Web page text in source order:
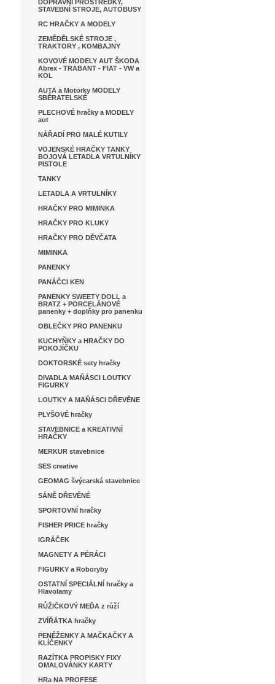
DOPRAVNÍ PROSTŘEDKY,
STAVEBNÍ STROJE, AUTOBUSY
RC HRAČKY A MODELY
ZEMĚDĚLSKÉ STROJE ,
TRAKTORY , KOMBAJNY
KOVOVÉ MODELY AUT ŠKODA
Abrex - TRABANT - FIAT - VW a
KOL
AUTA a Motorky MODELY
SBĚRATELSKÉ
PLECHOVÉ hračky a MODELY
aut
NÁŘADÍ PRO MALÉ KUTILY
VOJENSKÉ HRAČKY TANKY
BOJOVÁ LETADLA VRTULNÍKY
PISTOLE
TANKY
LETADLA A VRTULNÍKY
HRAČKY PRO MIMINKA
HRAČKY PRO KLUKY
HRAČKY PRO DĚVČATA
MIMINKA
PANENKY
PANÁČCI KEN
PANENKY SWEETY DOLL a
BRATZ + PORCELÁNOVÉ
panenky + doplňky pro panenku
OBLEČKY PRO PANENKU
KUCHYŇKY a HRAČKY DO
POKOJÍČKU
DOKTORSKÉ sety hračky
DIVADLA MAŇÁSCI LOUTKY
FIGURKY
LOUTKY A MAŇÁSCI DŘEVĚNE
PLYŠOVÉ hračky
STAVEBNICE a KREATIVNÍ
HRAČKY
MERKUR stavebnice
SES creative
GEOMAG švýcarská stavebnice
SÁNĚ DŘEVĚNÉ
SPORTOVNÍ hračky
FISHER PRICE hračky
IGRÁČEK
MAGNETY A PÉRÁCI
FIGURKY a Roboryby
OSTATNÍ SPECIÁLNÍ hračky a
Hlavolamy
RŮŽIČKOVÝ MEĎA z růží
ZVÍŘÁTKA hračky
PENĚŽENKY A MAČKAČKY A
KLÍČENKY
RAZÍTKA PROPISKY FIXY
OMALOVÁNKY KARTY
HRa NA PROFESE